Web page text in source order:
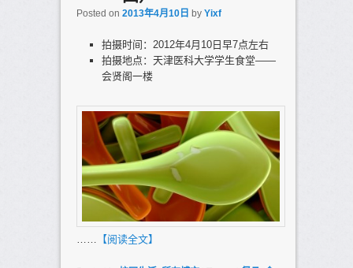
Posted on 2013年4月10日 by Yixf
拍摄时间：2012年4月10日早7点左右
拍摄地点：天津医科大学学生食堂——
会贤阁一楼
…… 【阅读全文】